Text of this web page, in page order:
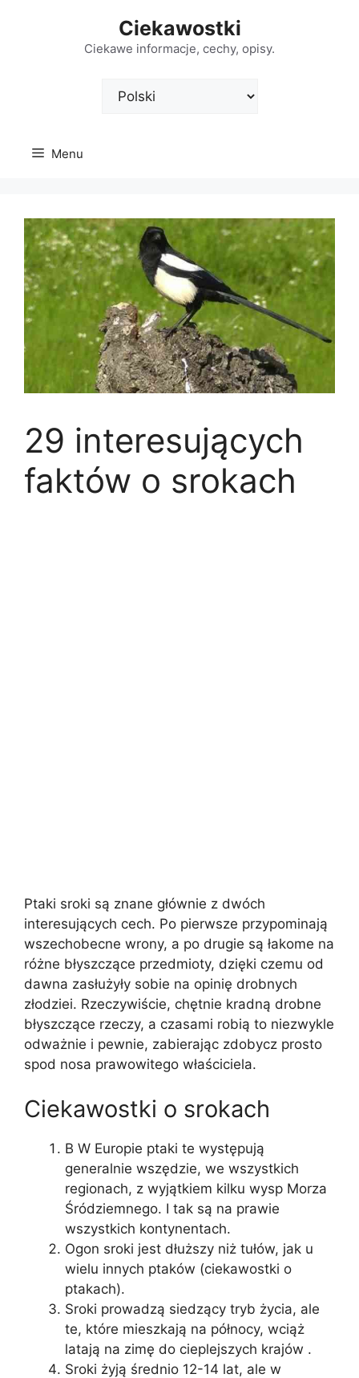
Ciekawostki
Ciekawe informacje, cechy, opisy.
Wybierz
język
Menu
29 interesujących
faktów o srokach
Ptaki sroki są znane głównie z dwóch
interesujących cech. Po pierwsze przypominają
wszechobecne wrony, a po drugie są łakome na
różne błyszczące przedmioty, dzięki czemu od
dawna zasłużyły sobie na opinię drobnych
złodziei. Rzeczywiście, chętnie kradną drobne
błyszczące rzeczy, a czasami robią to niezwykle
odważnie i pewnie, zabierając zdobycz prosto
spod nosa prawowitego właściciela.
Ciekawostki o srokach
В W Europie ptaki te występują
generalnie wszędzie, we wszystkich
regionach, z wyjątkiem kilku wysp Morza
Śródziemnego. I tak są na prawie
wszystkich kontynentach.
Ogon sroki jest dłuższy niż tułów, jak u
wielu innych ptaków (ciekawostki o
ptakach).
Sroki prowadzą siedzący tryb życia, ale
te, które mieszkają na północy, wciąż
latają na zimę do cieplejszych krajów .
Sroki żyją średnio 12-14 lat, ale w